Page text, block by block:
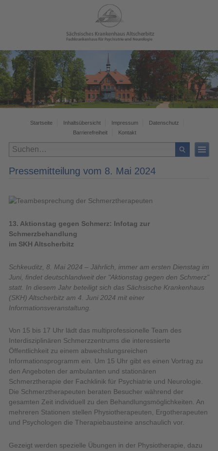
Startseite Inhaltsübersicht Impressum
Datenschutz
Barrierefreiheit
Kontakt
Pressemitteilung vom 8. Mai 2024
13. Aktionstag gegen Schmerz: Infotag zur
Schmerzbehandlung
im SKH Altscherbitz
Schkeuditz, 8. Mai 2024 – Jährlich, immer am ersten Dienstag im
Juni, findet deutschlandweit der "Aktionstag gegen den Schmerz"
statt. In diesem Jahr beteiligt sich das Sächsische Krankenhaus
(SKH) Altscherbitz am 4. Juni 2024 mit einer
Informationsveranstaltung.
Von 15 bis 17 Uhr lädt das multiprofessionelle Team des
Interdisziplinären Schmerzzentrums die interessierte
Öffentlichkeit zu einem abwechslungsreichen
Informationsprogramm ein. Um 15 Uhr gibt es einen Vortrag zu
den Angeboten der ambulanten und stationären
Schmerztherapie der Fachklinik für Psychiatrie und Neurologie.
Die Schmerztherapeuten beraten Besucher während der
gesamten Zeit individuell zu den Behandlungsmöglichkeiten. An
mehreren Stationen stellen Physiotherapeuten, Ergotherapeuten
und Psychologen die Therapiebausteine anschaulich vor.
Gezeigt werden spezielle Übungen in der Physiotherapie, dazu